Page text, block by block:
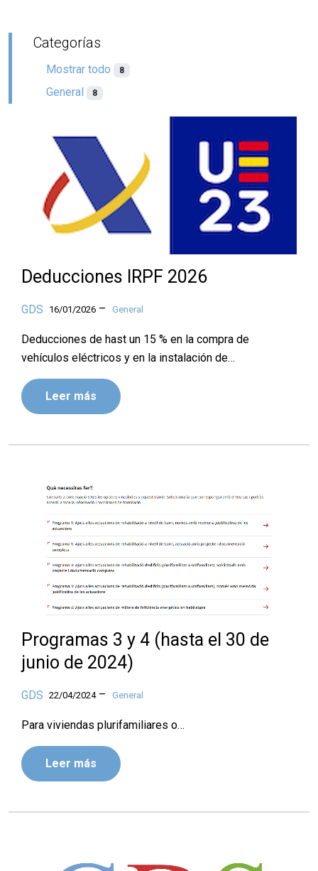
Categorías
Mostrar todo 8
General 8
Deducciones IRPF 2026
GDS 16/01/2026 – General
Deducciones de hast un 15 % en la compra de
vehículos eléctricos y en la instalación de…
Leer más
Programas 3 y 4 (hasta el 30 de
junio de 2024)
GDS 22/04/2024– General
Para viviendas plurifamiliares o…
Leer más